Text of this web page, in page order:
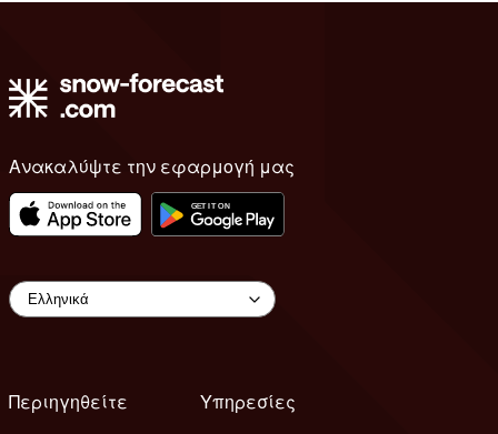
Ανακαλύψτε την εφαρμογή μας
Περιηγηθείτε
Υπηρεσίες